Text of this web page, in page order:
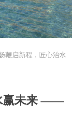
赢未来 ——
鞭启新程，匠心治水